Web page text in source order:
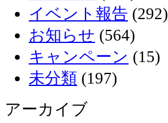
イベント報告 (292)
お知らせ (564)
キャンペーン (15)
未分類 (197)
アーカイブ